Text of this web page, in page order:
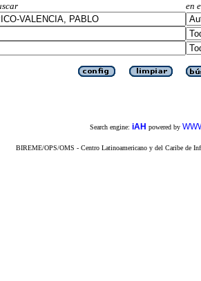
en
Search engine: iAH powered by
BIREME/OPS/OMS - Centro Latinoamericano y del Caribe de